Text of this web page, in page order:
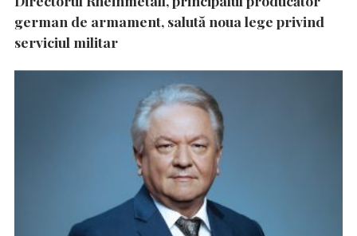
german de armament, salută noua lege privind
serviciul militar